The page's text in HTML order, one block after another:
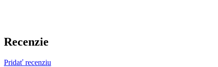
Recenzie
Pridať recenziu